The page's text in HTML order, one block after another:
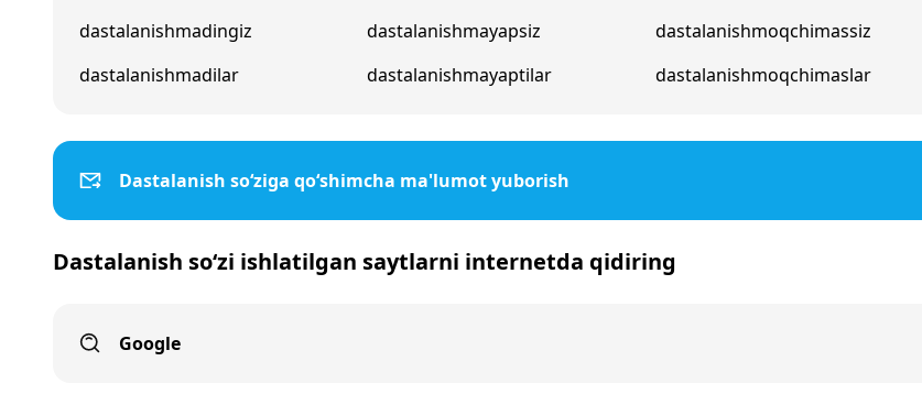
dastalanishmadingiz
dastalanishmadilar
dastalanishmayapsiz
dastalanishmayaptilar
dastalanishmoqchimassiz
dastalanishmoqchimaslar
Dastalanish so‘ziga qo‘shimcha ma'lumot yuborish
Dastalanish so‘zi ishlatilgan saytlarni internetda qidiring
Google